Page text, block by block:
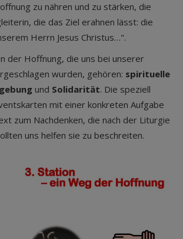
zu nähren und zu stärken, die
die das Ziel erahnen lässt: die
Herrn Jesus Christus…".
der Hoffnung, die uns bei unserer
wurden, gehören: spirituelle
und Solidarität. Die speziell
mit einer konkreten Aufgabe
zum Nachdenken, die nach der Liturgie
uns helfen sie zu beschreiten.